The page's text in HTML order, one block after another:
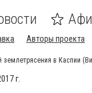
Авторы проекта
землетрясения в Каспии
г.